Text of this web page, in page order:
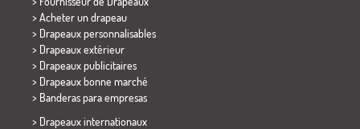
> Acheter un drapeau
> Drapeaux personnalisables
> Drapeaux extérieur
> Drapeaux publicitaires
> Drapeaux bonne marché
> Banderas para empresas
> Drapeaux internationaux